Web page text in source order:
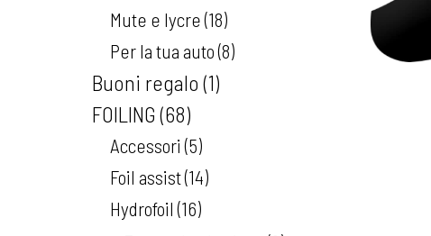
Mute e lycre 18
Per la tua auto 8
Buoni regalo 1
FOILING 68
Accessori 5
Foil assist 14
Hydrofoil 16